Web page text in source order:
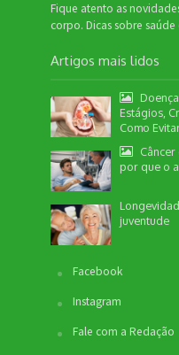
Fique atento as
corpo. Dicas sobre
Artigos mais lidos
Estágios,
Como
por que o
juventude
Facebook
Instagram
Fale com a Redação
Nossa
para